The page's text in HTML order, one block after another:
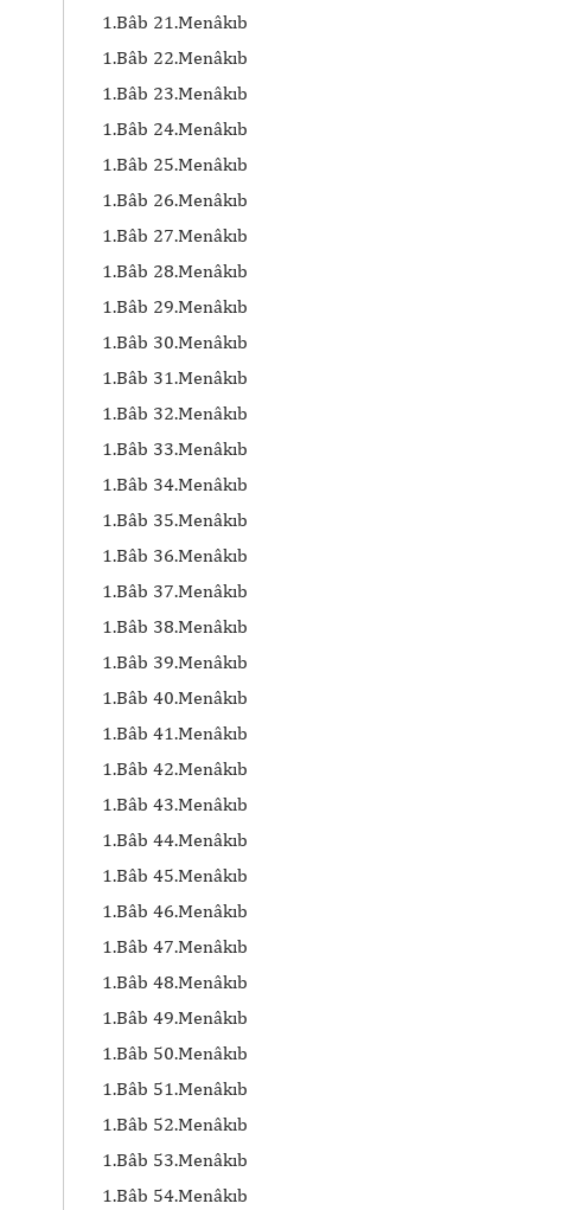
1.Bâb 21.Menâkıb
1.Bâb 22.Menâkıb
1.Bâb 23.Menâkıb
1.Bâb 24.Menâkıb
1.Bâb 25.Menâkıb
1.Bâb 26.Menâkıb
1.Bâb 27.Menâkıb
1.Bâb 28.Menâkıb
1.Bâb 29.Menâkıb
1.Bâb 30.Menâkıb
1.Bâb 31.Menâkıb
1.Bâb 32.Menâkıb
1.Bâb 33.Menâkıb
1.Bâb 34.Menâkıb
1.Bâb 35.Menâkıb
1.Bâb 36.Menâkıb
1.Bâb 37.Menâkıb
1.Bâb 38.Menâkıb
1.Bâb 39.Menâkıb
1.Bâb 40.Menâkıb
1.Bâb 41.Menâkıb
1.Bâb 42.Menâkıb
1.Bâb 43.Menâkıb
1.Bâb 44.Menâkıb
1.Bâb 45.Menâkıb
1.Bâb 46.Menâkıb
1.Bâb 47.Menâkıb
1.Bâb 48.Menâkıb
1.Bâb 49.Menâkıb
1.Bâb 50.Menâkıb
1.Bâb 51.Menâkıb
1.Bâb 52.Menâkıb
1.Bâb 53.Menâkıb
1.Bâb 54.Menâkıb